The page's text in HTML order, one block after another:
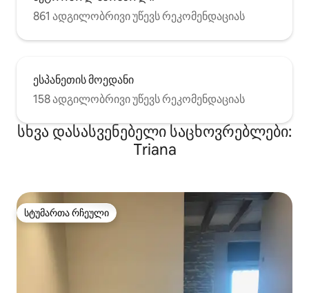
861 ადგილობრივი უწევს რეკომენდაციას
ესპანეთის მოედანი
158 ადგილობრივი უწევს რეკომენდაციას
სხვა დასასვენებელი საცხოვრებლები:
Triana
სტუმართა რჩეული
სტუმართა რჩეული